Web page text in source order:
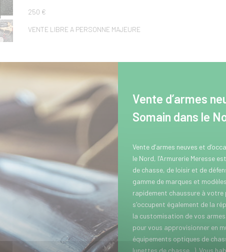
250 €
VENTE LIBRE A PERSONNE MAJEURE
Vente d’armes
Somain dans le
Vente d’armes neuves et
le Nord, l’Armurerie Meresse
de chasse, de loisir et de
gamme de marques et
rapidement chaussure à votre
s'occupent également de la
la customisation de vos
pour vous approvisionner en
équipements optiques de
lunettes de chasse...). Vous